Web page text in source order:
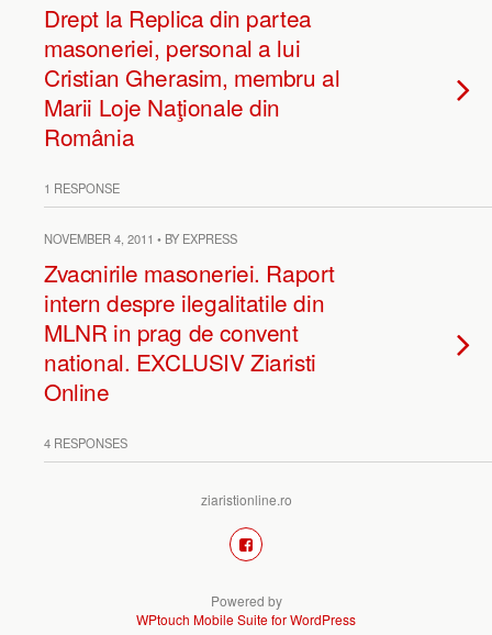
Drept la Replica din partea
masoneriei, personal a lui
Cristian Gherasim, membru al
Marii Loje Naţionale din
România
1 RESPONSE
NOVEMBER 4, 2011 • BY EXPRESS
Zvacnirile masoneriei. Raport
intern despre ilegalitatile din
MLNR in prag de convent
national. EXCLUSIV Ziaristi
Online
4 RESPONSES
ziaristionline.ro
Powered by
WPtouch Mobile Suite for WordPress